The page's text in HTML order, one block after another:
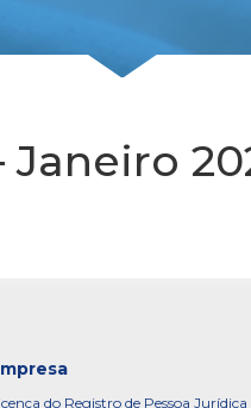
do Registro de Pessoa Jurídica